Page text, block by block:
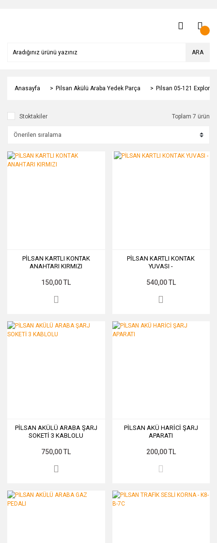
ARA
Anasayfa Pilsan Akülü Araba Yedek Parça Pilsan 05-121
Stoktakiler Toplam 7 ürün
PİLSAN KARTLI KONTAK
ANAHTARI KIRMIZI
150,00 TL
PİLSAN KARTLI KONTAK
YUVASI -
540,00 TL
PİLSAN AKÜLÜ ARABA ŞARJ
SOKETİ 3 KABLOLU
750,00 TL
PİLSAN AKÜ HARİCİ ŞARJ
APARATI
200,00 TL